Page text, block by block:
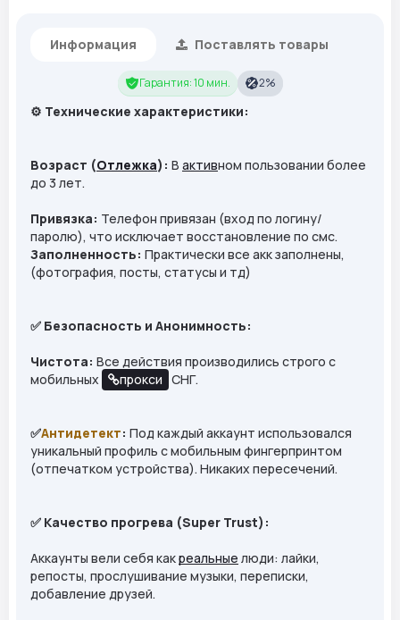
Информация Поставлять товары
Гарантия: 10 мин. 2%
⚙️ Технические характеристики:
Возраст (Отлежка): В активном пользовании более
до 3 лет.
Привязка: Телефон привязан (вход по логину/
паролю), что исключает восстановление по смс.
Заполненность: Практически все акк заполнены,
(фотография, посты, статусы и тд)
✅ Безопасность и Анонимность:
Чистота: Все действия производились строго с
мобильных
прокси СНГ.
✅Антидетект: Под каждый аккаунт использовался
уникальный профиль с мобильным фингерпринтом
(отпечатком устройства). Никаких пересечений.
✅ Качество прогрева (Super Trust):
Аккаунты вели себя какреальные люди: лайки,
репосты, прослушивание музыки, переписки,
добавление друзей.